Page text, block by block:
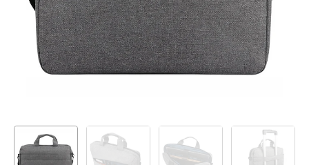
GAMING pasaule >
Portatīvie datori un piederumi
Portatīvie datori
Lādētāji un adapteri
Dokstacijas